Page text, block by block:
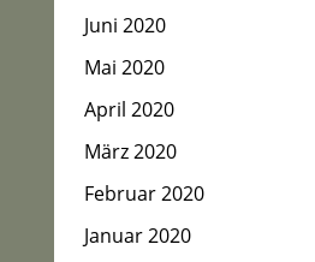
Juni 2020
Mai 2020
April 2020
März 2020
Februar 2020
Januar 2020